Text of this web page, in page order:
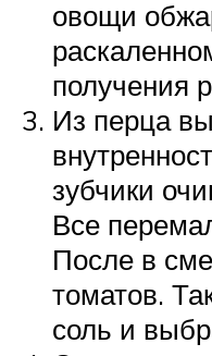
овощи
получения
Из перца
зубчики
Все
После в
томатов.
соль и